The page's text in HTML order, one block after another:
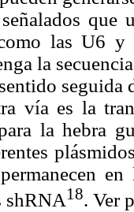
que
las U6 y
la
seguida
vía es la
la hebra
shRNA18. Ver